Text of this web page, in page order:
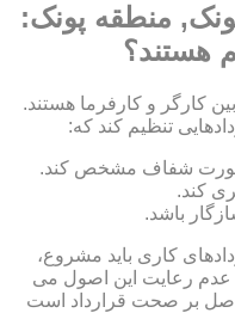
منطقه پونک:
هستند؟
کارگر و کارفرما هستند.
تنظیم کند که:
شفاف مشخص کند.
کند.
باشد.
کار، قراردادهای کاری باید مشروع،
عدم رعایت این اصول می
اصل بر صحت قرارداد است